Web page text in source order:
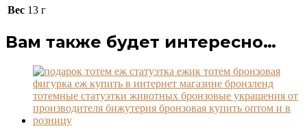
Вес 13 г
Вам также будет интересно…